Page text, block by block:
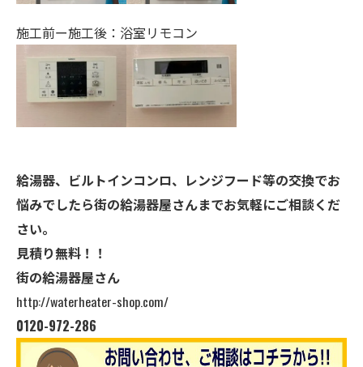
施工前ー施工後：浴室リモコン
給湯器、ビルトインコンロ、レンジフード等の交換でお
悩みでしたら街の給湯器屋さんまでお気軽にご相談くだ
さい。
見積り無料！！
街の給湯器屋さん
http://waterheater-shop.com/
0120-972-286